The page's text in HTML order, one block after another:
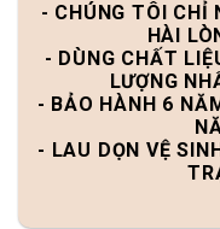
- CHÚNG TÔI CHỈ
HÀI
- DÙNG CHẤT
LƯỢNG
- BẢO HÀNH 6
- LAU DỌN VỆ